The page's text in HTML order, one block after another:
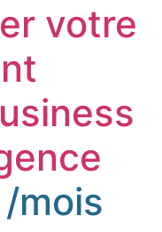
votre
mois